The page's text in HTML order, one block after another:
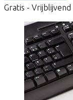
Gratis - Vrijblijvend